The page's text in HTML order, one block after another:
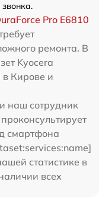
Pro E6810
ремонта. В
Kyocera
в Кирове и
наш сотрудник
смартфона
статистике в
всех